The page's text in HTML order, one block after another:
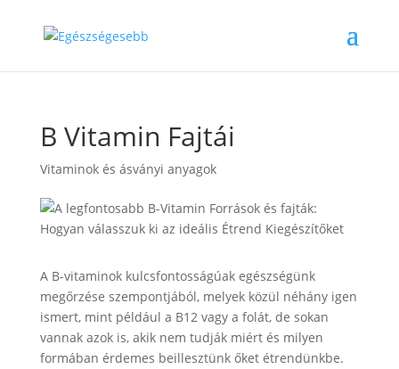
B Vitamin Fajtái
Vitaminok és ásványi anyagok
A B-vitaminok kulcsfontosságúak egészségünk
megőrzése szempontjából, melyek közül néhány igen
ismert, mint például a B12 vagy a folát, de sokan
vannak azok is, akik nem tudják miért és milyen
formában érdemes beillesztünk őket étrendünkbe.